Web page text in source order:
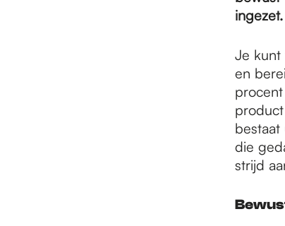
ingezet.
Je kunt
en
bestaat
die
strijd